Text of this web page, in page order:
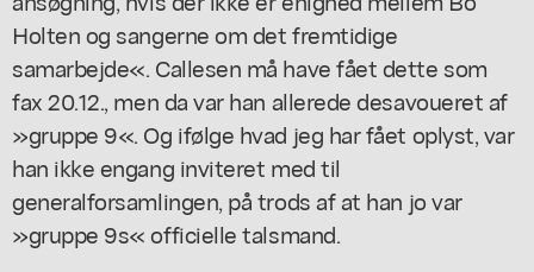
Holten og sangerne om det fremtidige
samarbejde«. Callesen må have fået dette som
fax 20.12., men da var han allerede desavoueret af
»gruppe 9«. Og ifølge hvad jeg har fået oplyst, var
han ikke engang inviteret med til
generalforsamlingen, på trods af at han jo var
»gruppe 9s« officielle talsmand.